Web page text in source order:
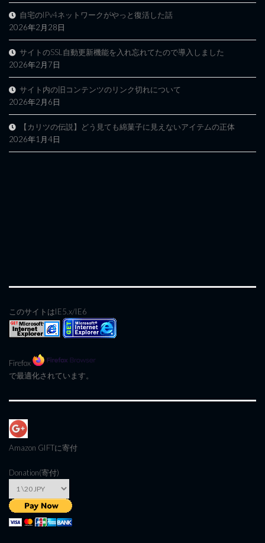
自宅のIPv4ネットワークがやっと復活した話
2026年2月28日
サイトのSSL自動更新機能を入れ忘れてたので導入しました
2026年2月7日
サイト内の旧コンテンツのリンク切れについて
2026年2月6日
【カリツの伝説】どう見ても綿菓子に見えないアイテムの正体
2026年1月4日
このサイトはIE5.x/IE6
Firefox
で最適化されています。
Amazon GIFTに寄付
Donation(寄付)